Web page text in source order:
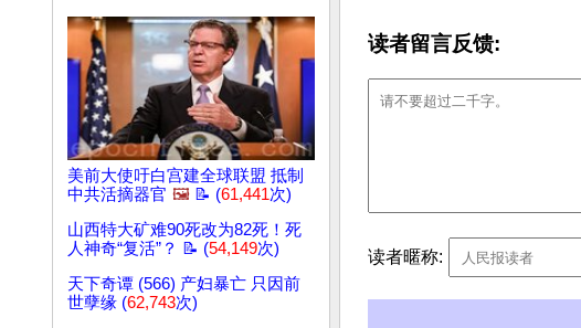
美前大使吁白宫建全球联盟 抵制
中共活摘器官 🖼️ 📝 (61,441次)
山西特大矿难90死改为82死！死
人神奇“复活”？ 📝 (54,149次)
天下奇谭 (566) 产妇暴亡 只因前
世孽缘 (62,743次)
读者留言反馈:
读者暱称: